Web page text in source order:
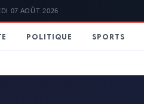
07 AOÛT 2026
recherchez-vous ?
POLITIQUE SPORTS